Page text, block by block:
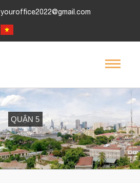
youroffice2022@gmail.com
QUẬN 5